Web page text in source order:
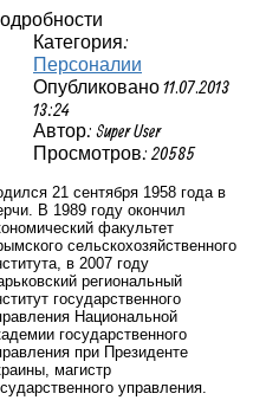
Категория:
Персоналии
Опубликовано 11.07.2013
13:24
Автор: Super User
Просмотров: 20585
21 сентября 1958 года в
В 1989 году окончил
факультет
сельскохозяйственного
в 2007 году
региональный
государственного
Национальной
государственного
при Президенте
магистр
управления.